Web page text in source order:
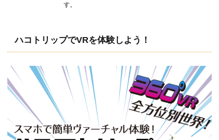
す。
ハコトリップでVRを体験しよう！